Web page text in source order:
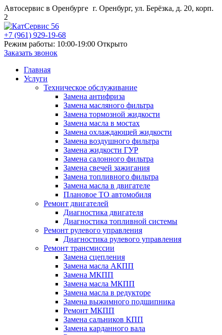
Автосервис в Оренбурге г. Оренбург, ул. Берёзка, д. 20, корп.
2
+7 (961) 929-19-68
Режим работы: 10:00-19:00 Открыто
Заказать звонок
Главная
Услуги
Техническое обслуживание
Замена антифриза
Замена масляного фильтра
Замена тормозной жидкости
Замена масла в мостах
Замена охлаждающей жидкости
Замена воздушного фильтра
Замена жидкости ГУР
Замена салонного фильтра
Замена свечей зажигания
Замена топливного фильтра
Замена масла в двигателе
Плановое ТО автомобиля
Ремонт двигателей
Диагностика двигателя
Диагностика топливной системы
Ремонт рулевого управления
Диагностика рулевого управления
Ремонт трансмиссии
Замена сцепления
Замена масла АКПП
Замена МКПП
Замена масла МКПП
Замена масла в редукторе
Замена выжимного подшипника
Ремонт МКПП
Замена сальников КПП
Замена карданного вала